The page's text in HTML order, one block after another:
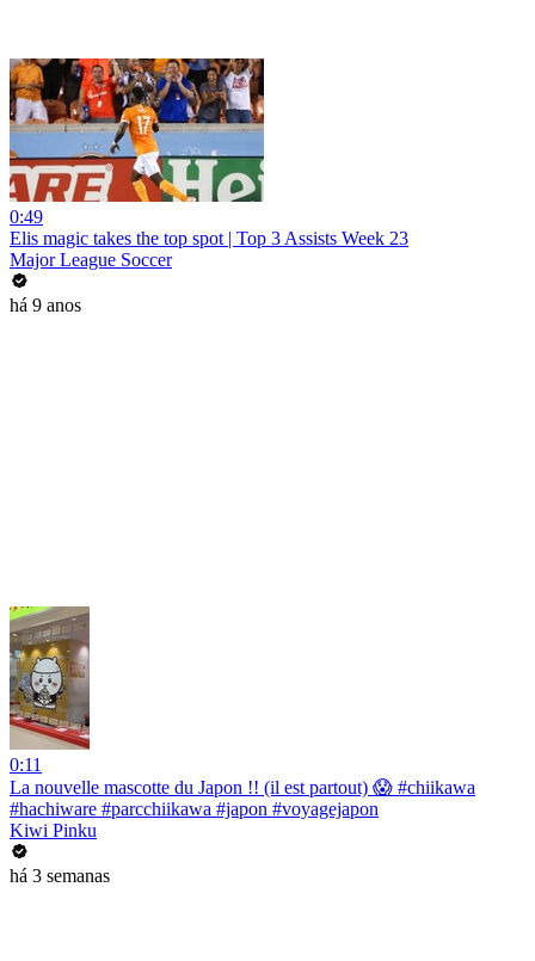
0:49
Elis magic takes the top spot | Top 3 Assists Week 23
Major League Soccer
há 9 anos
0:11
La nouvelle mascotte du Japon !! (il est partout) 😱 #chiikawa
#hachiware #parcchiikawa #japon #voyagejapon
Kiwi Pinku
há 3 semanas